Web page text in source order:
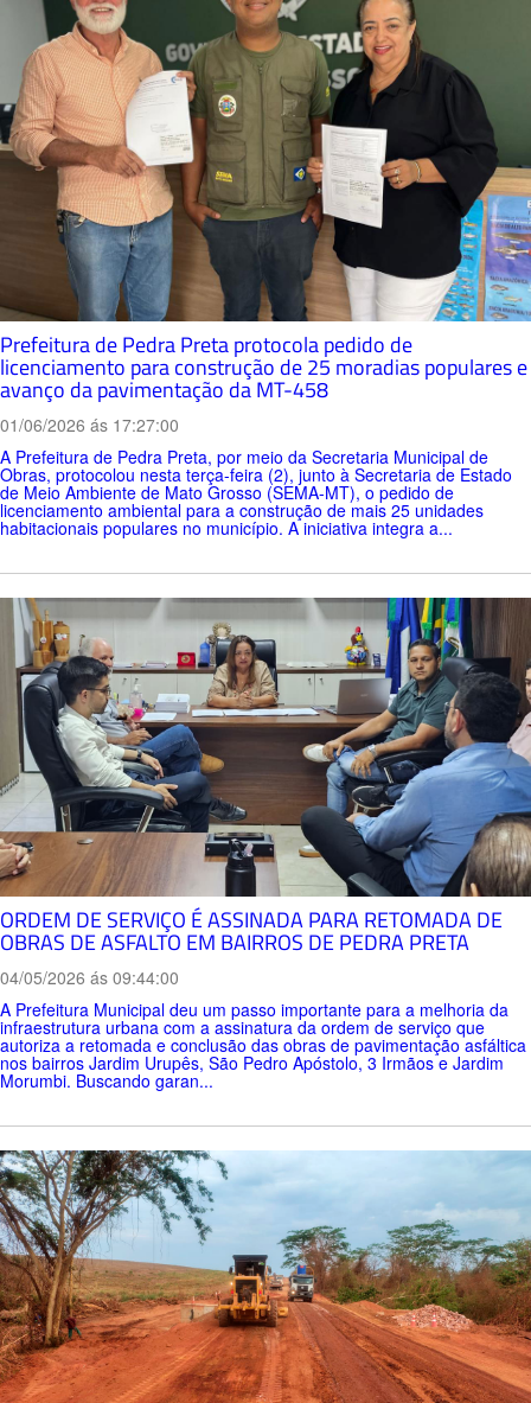
Prefeitura de Pedra Preta protocola pedido de
licenciamento para construção de 25 moradias populares e
avanço da pavimentação da MT-458
01/06/2026 ás 17:27:00
A Prefeitura de Pedra Preta, por meio da Secretaria Municipal de
Obras, protocolou nesta terça-feira (2), junto à Secretaria de Estado
de Meio Ambiente de Mato Grosso (SEMA-MT), o pedido de
licenciamento ambiental para a construção de mais 25 unidades
habitacionais populares no município. A iniciativa integra a...
ORDEM DE SERVIÇO É ASSINADA PARA RETOMADA DE
OBRAS DE ASFALTO EM BAIRROS DE PEDRA PRETA
04/05/2026 ás 09:44:00
A Prefeitura Municipal deu um passo importante para a melhoria da
infraestrutura urbana com a assinatura da ordem de serviço que
autoriza a retomada e conclusão das obras de pavimentação asfáltica
nos bairros Jardim Urupês, São Pedro Apóstolo, 3 Irmãos e Jardim
Morumbi. Buscando garan...